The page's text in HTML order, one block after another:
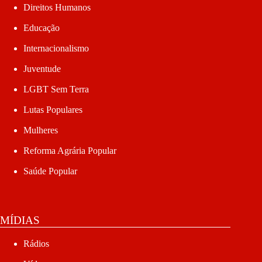
Direitos Humanos
Educação
Internacionalismo
Juventude
LGBT Sem Terra
Lutas Populares
Mulheres
Reforma Agrária Popular
Saúde Popular
MÍDIAS
Rádios